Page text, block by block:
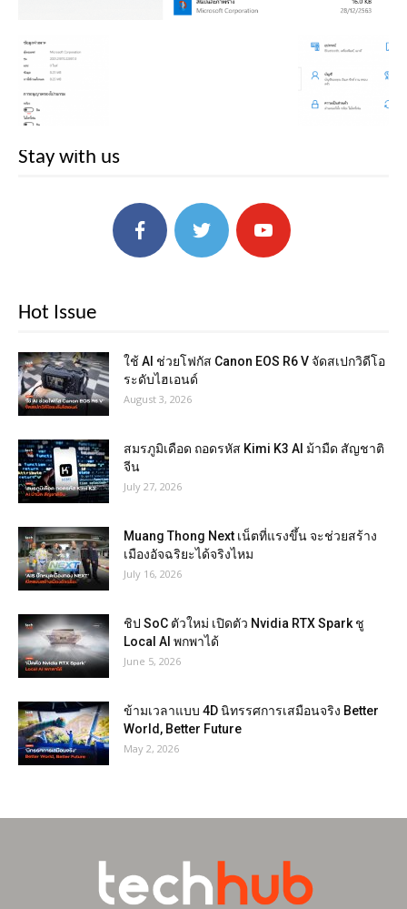
Stay with us
Hot Issue
ใช้ AI ช่วยโฟกัส Canon EOS R6 V จัดสเปกวิดีโอ
ระดับไฮเอนด์
August 3, 2026
สมรภูมิเดือด ถอดรหัส Kimi K3 AI ม้ามืด สัญชาติ
จีน
July 27, 2026
Muang Thong Next เน็ตที่แรงขึ้น จะช่วยสร้าง
เมืองอัจฉริยะได้จริงไหม
July 16, 2026
ชิป SoC ตัวใหม่ เปิดตัว Nvidia RTX Spark ชู
Local AI พกพาได้
June 5, 2026
ข้ามเวลาแบบ 4D นิทรรศการเสมือนจริง Better
World, Better Future
May 2, 2026